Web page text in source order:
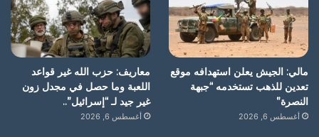
مالي: الجيش يعلن استهدافه موقع
تعدين للذهب تستخدمه “جبهة
النصرة”
أغسطس 6, 2026
معاريف: حزب الله غير قواعد
اللعبة وما حصل في مجدل زون
غير جيد لـ “إسرائيل”..
أغسطس 6, 2026